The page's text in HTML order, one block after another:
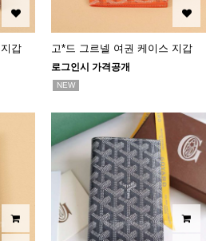
갑 고*드 그르넬 여권 케이스 지갑
로그인시 가격공개
NEW